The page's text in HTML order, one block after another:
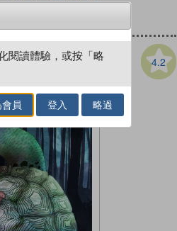
4.2
閱讀體驗，或按「略
員 登入 略過